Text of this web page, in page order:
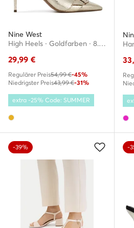
Nine West
High Heels · Goldfarben · 8.5 cm
29,99 €
Regulärer Preis54,99 €-45%
Niedrigster Preis43,99 €-31%
extra -25% Code: SUMMER
-39% -